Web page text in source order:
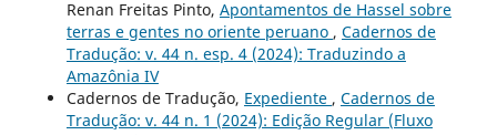
Renan Freitas Pinto, Apontamentos de Hassel sobre
terras e gentes no oriente peruano , Cadernos de
Tradução: v. 44 n. esp. 4 (2024): Traduzindo a
Amazônia IV
Cadernos de Tradução, Expediente , Cadernos de
Tradução: v. 44 n. 1 (2024): Edição Regular (Fluxo